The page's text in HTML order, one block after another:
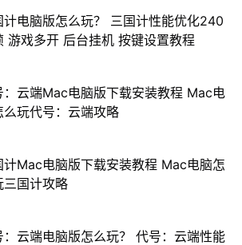
计电脑版怎么玩？ 三国计性能优化240
游戏多开 后台挂机 按键设置教程
：云端Mac电脑版下载安装教程 Mac电
么玩代号：云端攻略
计Mac电脑版下载安装教程 Mac电脑怎
三国计攻略
：云端电脑版怎么玩？ 代号：云端性能